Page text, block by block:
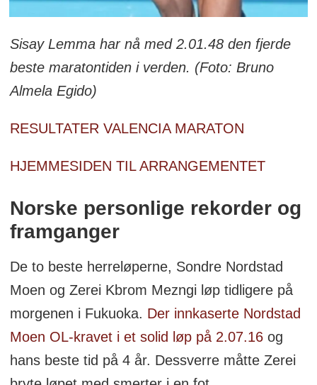
Sisay Lemma har nå med 2.01.48 den fjerde
beste maratontiden i verden. (Foto: Bruno
Almela Egido)
RESULTATER VALENCIA MARATON
HJEMMESIDEN TIL ARRANGEMENTET
Norske personlige rekorder og
framganger
De to beste herreløperne, Sondre Nordstad
Moen og Zerei Kbrom Mezngi løp tidligere på
morgenen i Fukuoka. Der innkaserte Nordstad
Moen OL-kravet i et solid løp på 2.07.16 og
hans beste tid på 4 år. Dessverre måtte Zerei